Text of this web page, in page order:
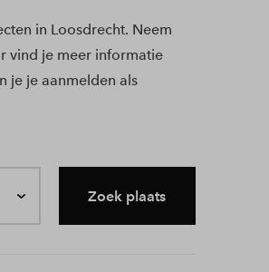
in Loosdrecht. Neem
vind je meer informatie
je je aanmelden als
Zoek plaats